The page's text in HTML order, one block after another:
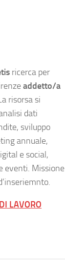
ricerca per
addetto/a
risorsa si
dati
sviluppo
annuale,
e social,
eventi. Missione
LAVORO